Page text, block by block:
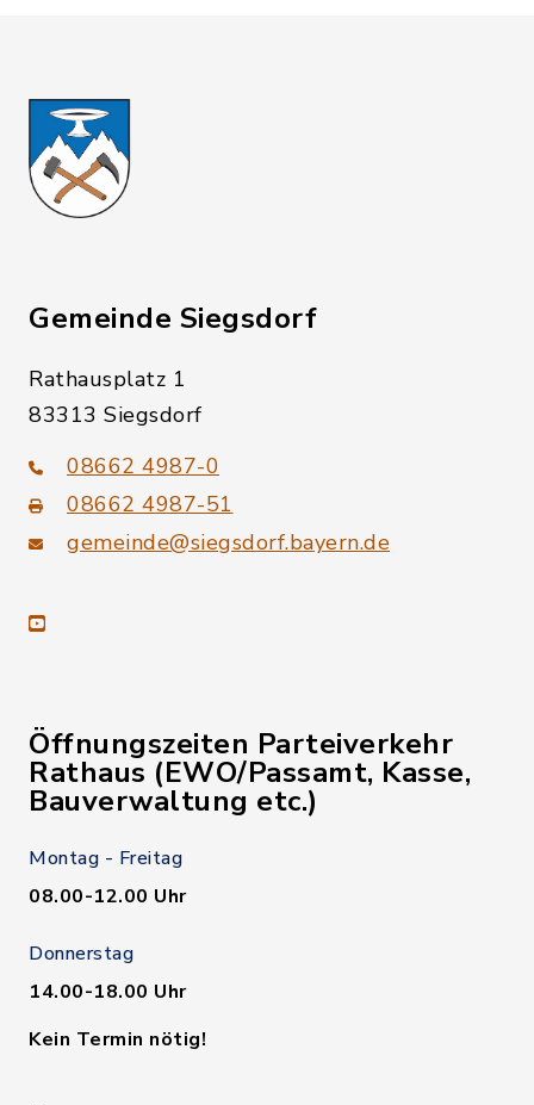
Gemeinde Siegsdorf
Rathausplatz 1
83313 Siegsdorf
08662 4987-0
08662 4987-51
gemeinde@siegsdorf.bayern.de
youtube
Öffnungszeiten Parteiverkehr
Rathaus (EWO/Passamt, Kasse,
Bauverwaltung etc.)
Montag - Freitag
08.00-12.00 Uhr
Donnerstag
14.00-18.00 Uhr
Kein Termin nötig!